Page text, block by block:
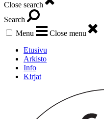
Close search
Search
Menu
Close menu
Etusivu
Arkisto
Info
Kirjat